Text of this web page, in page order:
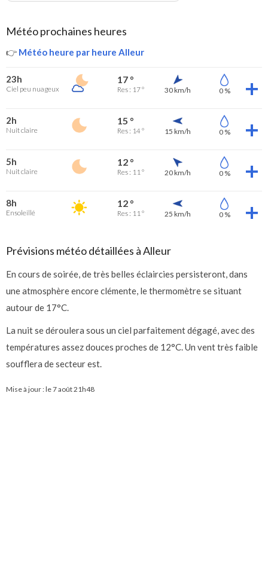
Météo prochaines heures
👉 Météo heure par heure Alleur
23h
Ciel peu nuageux
17 °
Res : 17 ° 30 km/h 0 %
2h
Nuit claire
15 °
Res : 14 ° 15 km/h 0 %
5h
Nuit claire
12 °
Res : 11 ° 20 km/h 0 %
8h
Ensoleillé
12 °
Res : 11 ° 25 km/h 0 %
Prévisions météo détaillées à Alleur
En cours de soirée, de très belles éclaircies persisteront, dans
une atmosphère encore clémente, le thermomètre se situant
autour de 17°C.
La nuit se déroulera sous un ciel parfaitement dégagé, avec des
températures assez douces proches de 12°C. Un vent très faible
soufflera de secteur est.
Mise à jour : le7 août 21h48